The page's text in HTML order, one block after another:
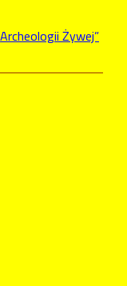
Żywej”